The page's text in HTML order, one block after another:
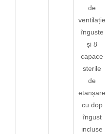
de
ventilație
înguste
și 8
capace
sterile
de
etanșare
cu dop
îngust
incluse